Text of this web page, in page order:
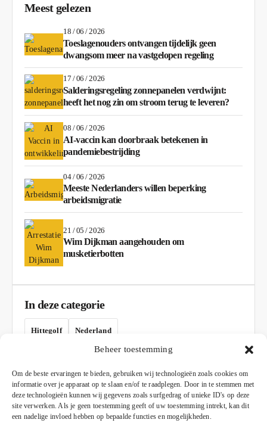
Beheer toestemming
Om de beste ervaringen te bieden, gebruiken wij technologieën zoals cookies om
informatie over je apparaat op te slaan en/of te raadplegen. Door in te stemmen met
deze technologieën kunnen wij gegevens zoals surfgedrag of unieke ID's op deze
site verwerken. Als je geen toestemming geeft of uw toestemming intrekt, kan dit
een nadelige invloed hebben op bepaalde functies en mogelijkheden.
Meest gelezen
18 / 06 / 2026
Toeslagenouders ontvangen tijdelijk geen
dwangsom meer na vastgelopen regeling
17 / 06 / 2026
Salderingsregeling zonnepanelen verdwijnt:
heeft het nog zin om stroom terug te leveren?
08 / 06 / 2026
AI-vaccin kan doorbraak betekenen in
pandemiebestrijding
04 / 06 / 2026
Meeste Nederlanders willen beperking
arbeidsmigratie
21 / 05 / 2026
Wim Dijkman aangehouden om
musketierbotten
In deze categorie
Hittegolf Nederland